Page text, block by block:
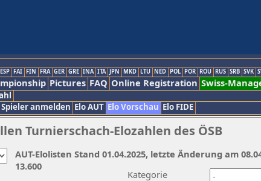
ESP FAI FIN FRA GER GRE INA ITA JPN MKD LTU NED POL POR ROU RUS SRB SVK
Pictures FAQ Online Registration Swiss-
Spieler anmelden Elo AUT Elo Vorschau Elo FIDE
Turnierschach-Elozahlen des ÖSB
Kategorie
AUT-Elolisten Stand 01.04.2025, letzte Änderung am
13.600